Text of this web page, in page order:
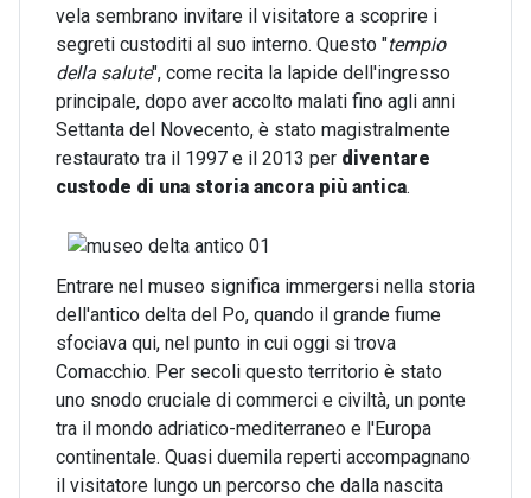
vela sembrano invitare il visitatore a scoprire i
segreti custoditi al suo interno. Questo "tempio
della salute", come recita la lapide dell'ingresso
principale, dopo aver accolto malati fino agli anni
Settanta del Novecento, è stato magistralmente
restaurato tra il 1997 e il 2013 per diventare
custode di una storia ancora più antica.
Entrare nel museo significa immergersi nella storia
dell'antico delta del Po, quando il grande fiume
sfociava qui, nel punto in cui oggi si trova
Comacchio. Per secoli questo territorio è stato
uno snodo cruciale di commerci e civiltà, un ponte
tra il mondo adriatico-mediterraneo e l'Europa
continentale. Quasi duemila reperti accompagnano
il visitatore lungo un percorso che dalla nascita